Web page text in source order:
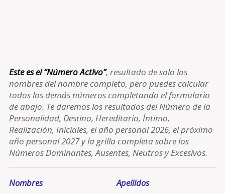
Este es el “Número Activo”, resultado de solo los
nombres del nombre completo, pero puedes calcular
todos los demás números completando el formulario
de abajo. Te daremos los resultados del Número de la
Personalidad, Destino, Hereditario, Íntimo,
Realización, Iniciales, el año personal 2026, el próximo
año personal 2027 y la grilla completa sobre los
Números Dominantes, Ausentes, Neutros y Excesivos.
Nombres Apellidos